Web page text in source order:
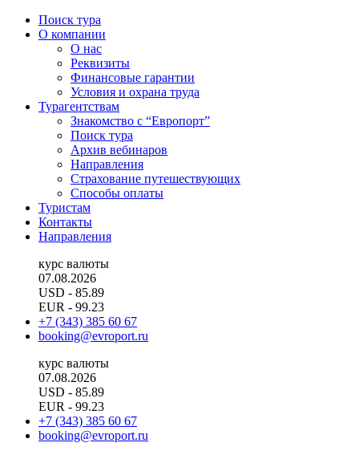
Поиск тура
О компании
О нас
Реквизиты
Финансовые гарантии
Условия и охрана труда
Турагентствам
Знакомство с “Европорт”
Поиск тура
Архив вебинаров
Направления
Страхование путешествующих
Способы оплаты
Туристам
Контакты
Направления
курс валюты
07.08.2026
USD - 85.89
EUR - 99.23
+7 (343) 385 60 67
booking@evroport.ru
курс валюты
07.08.2026
USD - 85.89
EUR - 99.23
+7 (343) 385 60 67
booking@evroport.ru